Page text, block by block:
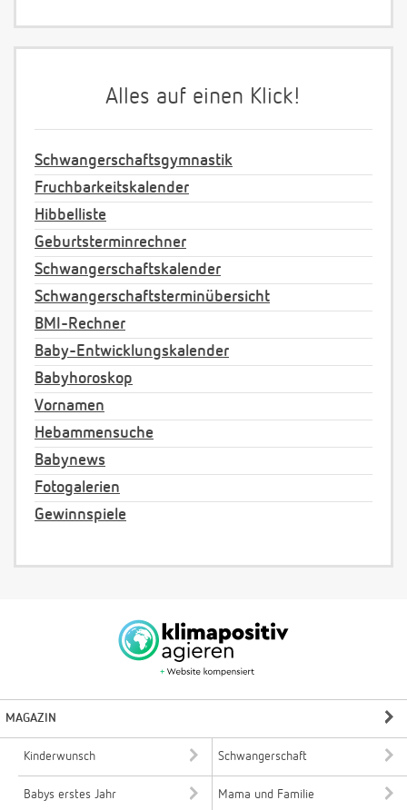
Alles auf einen Klick!
Schwangerschaftsgymnastik
Fruchbarkeitskalender
Hibbelliste
Geburtsterminrechner
Schwangerschaftskalender
Schwangerschaftsterminübersicht
BMI-Rechner
Baby-Entwicklungskalender
Babyhoroskop
Vornamen
Hebammensuche
Babynews
Fotogalerien
Gewinnspiele
MAGAZIN
Kinderwunsch Schwangerschaft
Babys erstes Jahr Mama und Familie